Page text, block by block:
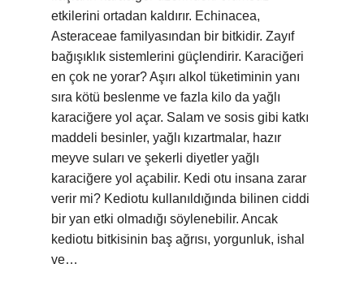
etkilerini ortadan kaldırır. Echinacea,
Asteraceae familyasından bir bitkidir. Zayıf
bağışıklık sistemlerini güçlendirir. Karaciğeri
en çok ne yorar? Aşırı alkol tüketiminin yanı
sıra kötü beslenme ve fazla kilo da yağlı
karaciğere yol açar. Salam ve sosis gibi katkı
maddeli besinler, yağlı kızartmalar, hazır
meyve suları ve şekerli diyetler yağlı
karaciğere yol açabilir. Kedi otu insana zarar
verir mi? Kediotu kullanıldığında bilinen ciddi
bir yan etki olmadığı söylenebilir. Ancak
kediotu bitkisinin baş ağrısı, yorgunluk, ishal
ve…